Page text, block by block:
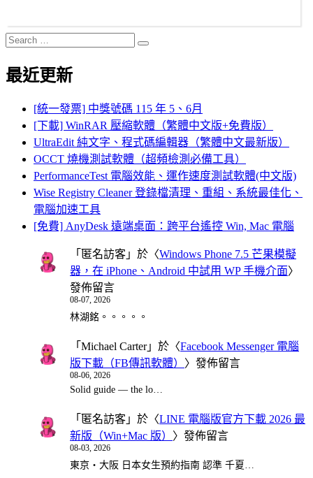
Search
for:
Search
最近更新
[統一發票] 中獎號碼 115 年 5、6月
[下載] WinRAR 壓縮軟體（繁體中文版+免費版）
UltraEdit 純文字、程式碼編輯器（繁體中文最新版）
OCCT 燒機測試軟體（超頻檢測必備工具）
PerformanceTest 電腦效能、運作速度測試軟體(中文版)
Wise Registry Cleaner 登錄檔清理、重組、系統最佳化、
電腦加速工具
[免費] AnyDesk 遠端桌面：跨平台遙控 Win, Mac 電腦
「 匿名訪客 」於〈Windows Phone 7.5 芒果模擬
器，在 iPhone、Android 中試用 WP 手機介面〉
發佈留言
08-07, 2026
林湖銘。。。。。
「 Michael Carter」於〈Facebook Messenger 電腦
版下載（FB傳訊軟體） 〉發佈留言
08-06, 2026
Solid guide — the lo…
「 匿名訪客 」於〈LINE 電腦版官方下載 2026 最
新版（Win+Mac 版） 〉發佈留言
08-03, 2026
東京・大阪 日本女生預約指南 認準 千夏…